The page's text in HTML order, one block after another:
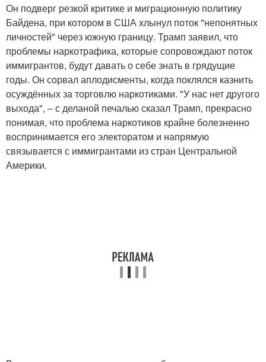
Он подверг резкой критике и миграционную политику
Байдена, при котором в США хлынул поток "непонятных
личностей" через южную границу. Трамп заявил, что
проблемы наркотрафика, которые сопровождают поток
иммигрантов, будут давать о себе знать в грядущие
годы. Он сорвал аплодисменты, когда поклялся казнить
осуждённых за торговлю наркотиками. "У нас нет другого
выхода", – с деланой печалью сказал Трамп, прекрасно
понимая, что проблема наркотиков крайне болезненно
воспринимается его электоратом и напрямую
связывается с иммигрантами из стран Центральной
Америки.